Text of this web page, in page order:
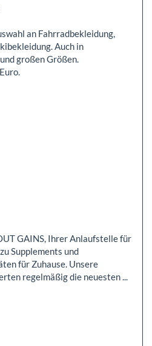
an Fahrradbekleidung,
Auch in
großen Größen.
GAINS, Ihrer Anlaufstelle für
Supplements und
für Zuhause. Unsere
regelmäßig die neuesten ...